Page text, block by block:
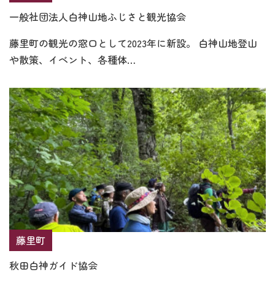
一般社団法人白神山地ふじさと観光協会
藤里町の観光の窓口として2023年に新設。 白神山地登山
や散策、イベント、各種体…
藤里町
秋田白神ガイド協会